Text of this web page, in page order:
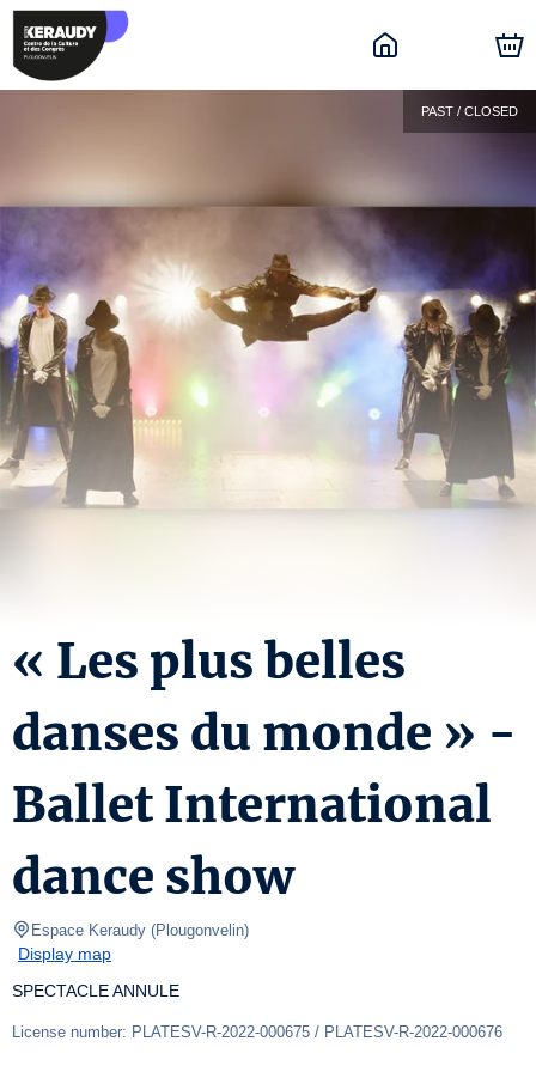
PAST / CLOSED
« Les plus belles
danses du monde » -
Ballet International
dance show
Espace Keraudy (Plougonvelin)
Display map
SPECTACLE ANNULE
License number: PLATESV-R-2022-000675 / PLATESV-R-2022-000676